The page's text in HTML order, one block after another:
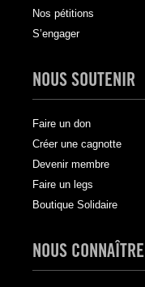
Nos pétitions
S’engager
NOUS SOUTENIR
Faire un don
Créer une cagnotte
Devenir membre
Faire un legs
Boutique Solidaire
NOUS CONNAÎTRE